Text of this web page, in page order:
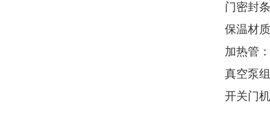
门密封
保温材
加热管
真空泵
开关门